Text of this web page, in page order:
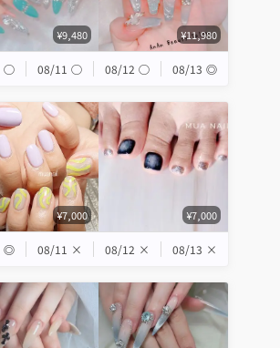
¥9,480 ¥11,980
◯ 08/11 ◯ 08/12 ◯ 08/13 ◎
¥7,000 ¥7,000
◎ 08/11 × 08/12 × 08/13 ×